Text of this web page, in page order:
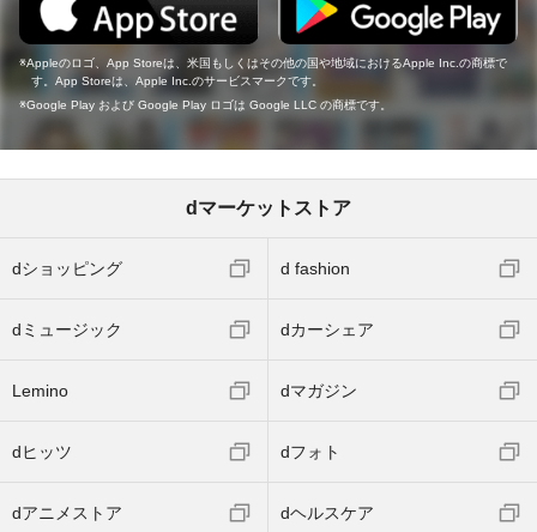
Appleのロゴ、App Storeは、米国もしくはその他の国や地域におけるApple Inc.の商標で
す。App Storeは、Apple Inc.のサービスマークです。
Google Play および Google Play ロゴは Google LLC の商標です。
dマーケットストア
dショッピング d fashion
dミュージック dカーシェア
Lemino dマガジン
dヒッツ dフォト
dアニメストア dヘルスケア